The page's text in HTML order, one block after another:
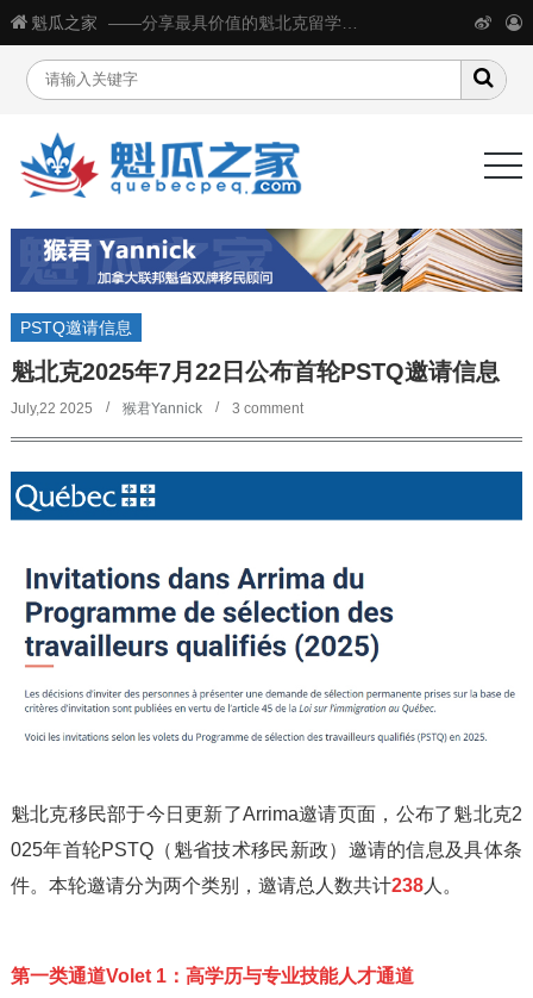
魁瓜之家 ——分享最具价值的魁北克留学移民生活信息
PSTQ邀请信息
魁北克2025年7月22日公布首轮PSTQ邀请信息
July,22 2025 猴君Yannick 3 comment
魁北克移民部于今日更新了Arrima邀请页面，公布了魁北克2
025年首轮PSTQ（魁省技术移民新政）邀请的信息及具体条
件。本轮邀请分为两个类别，邀请总人数共计238人。
第一类通道Volet 1：高学历与专业技能人才通道